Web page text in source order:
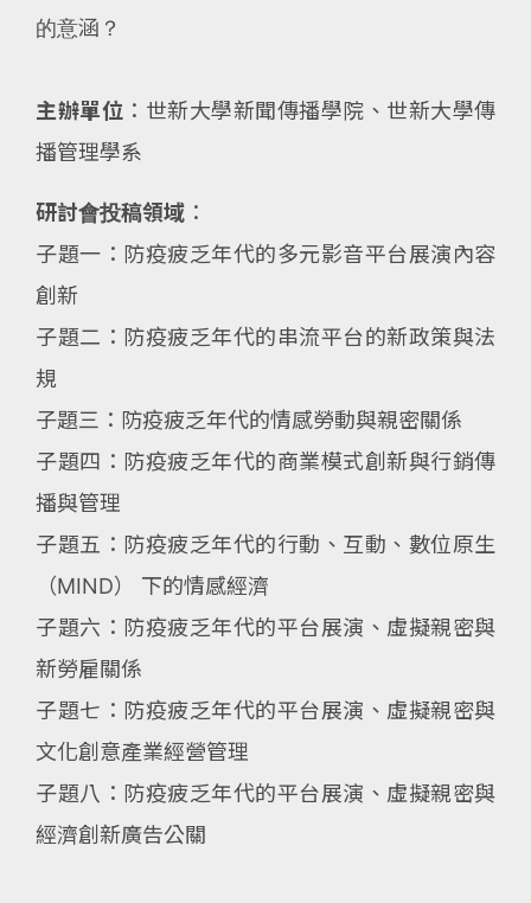
的意涵？
主辦單位 ：世新大學新聞傳播學院、世新大學傳
播管理學系
研討會投稿領域 ：
子題一：防疫疲乏年代的多元影音平台展演內容
創新
子題二：防疫疲乏年代的串流平台的新政策與法
規
子題三：防疫疲乏年代的情感勞動與親密關係
子題四：防疫疲乏年代的商業模式創新與行銷傳
播與管理
子題五：防疫疲乏年代的行動、互動、數位原生
（MIND） 下的情感經濟
子題六：防疫疲乏年代的平台展演、虛擬親密與
新勞雇關係
子題七：防疫疲乏年代的平台展演、虛擬親密與
文化創意產業經營管理
子題八：防疫疲乏年代的平台展演、虛擬親密與
經濟創新廣告公關